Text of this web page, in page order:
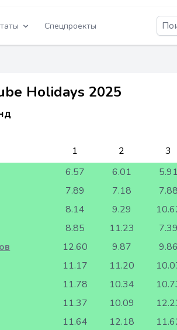
Спецпроекты
Holidays 2025
1 2 3
6.57 6.01 5.91
7.89 7.18 7.88
8.14 9.29
8.85 11.23 7.39
12.60 9.87 9.86
11.17 11.20
11.78 10.34
11.37 10.09
11.64 12.18